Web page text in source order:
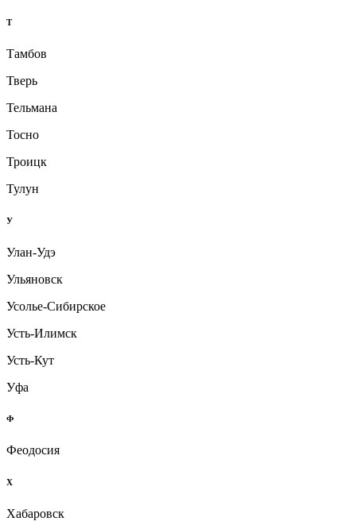
Т
Тамбов
Тверь
Тельмана
Тосно
Троицк
Тулун
У
Улан-Удэ
Ульяновск
Усолье-Сибирское
Усть-Илимск
Усть-Кут
Уфа
Ф
Феодосия
Х
Хабаровск